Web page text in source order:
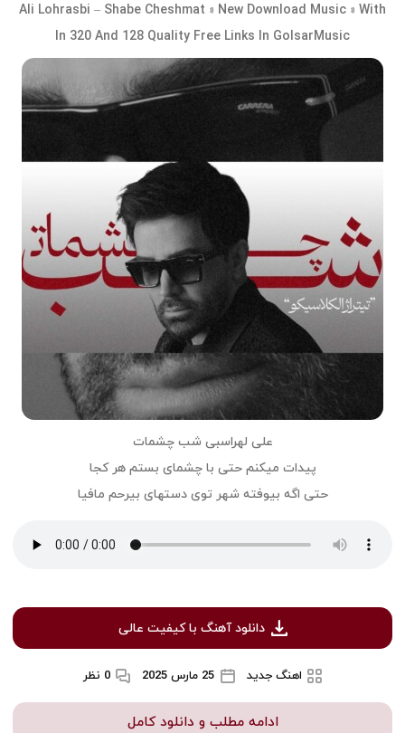
Ali Lohrasbi – Shabe Cheshmat » New Download Music » With
In 320 And 128 Quality Free Links In GolsarMusic
علی لهراسبی شب چشمات
پیدات میکنم حتی با چشمای بستم هر کجا
حتی اگه بیوفته شهر توی دستهای بیرحم مافیا
دانلود آهنگ با کیفیت عالی
اهنگ جدید 25 مارس 2025 0 نظر
ادامه مطلب و دانلود کامل